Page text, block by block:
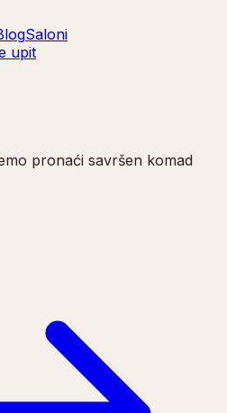
Saloni
upit
pronaći savršen komad